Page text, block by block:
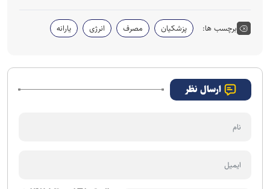
برچسب ها: پزشکیان مصرف انرژی یارانه
ارسال نظر